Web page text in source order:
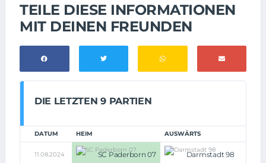
TEILE DIESE INFORMATIONEN
MIT DEINEN FREUNDEN
DIE LETZTEN 9 PARTIEN
DATUM HEIM AUSWÄRTS
11.08.2024 SC Paderborn 07 Darmstadt 98